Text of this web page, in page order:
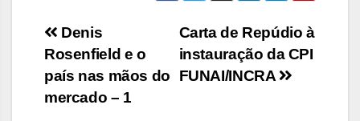
Navegação
de
Post
Carta de Repúdio à
instauração da CPI
FUNAI/INCRA
Denis
Rosenfield e o
país nas mãos do
mercado – 1